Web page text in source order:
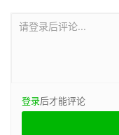
请登录后评论...
登录后才能评论